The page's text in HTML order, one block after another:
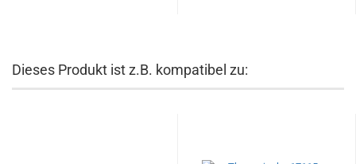
Dieses Produkt ist z.B. kompatibel zu: